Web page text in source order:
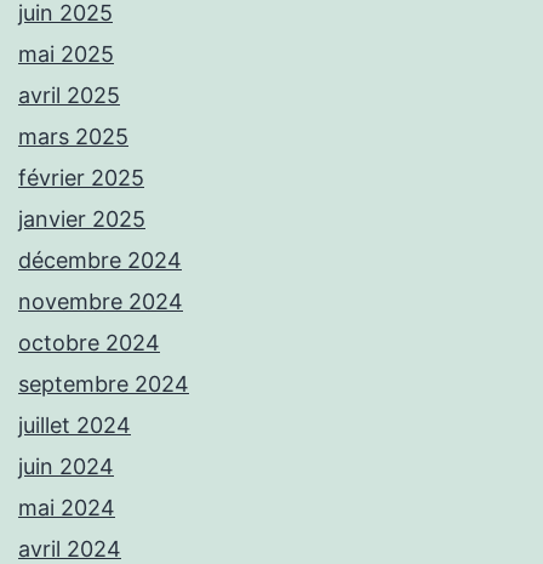
juin 2025
mai 2025
avril 2025
mars 2025
février 2025
janvier 2025
décembre 2024
novembre 2024
octobre 2024
septembre 2024
juillet 2024
juin 2024
mai 2024
avril 2024